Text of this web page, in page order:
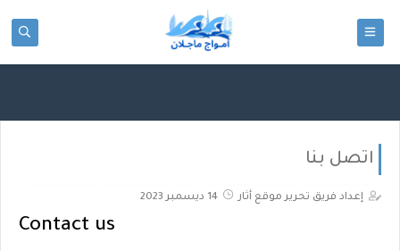
verification=TXLip2KQQgdhcFSCBEAeYwlT9kIUdJJyaV0L281sOhI
اتصل بنا
إعداد فريق تحرير موقع أثار 14 ديسمبر 2023